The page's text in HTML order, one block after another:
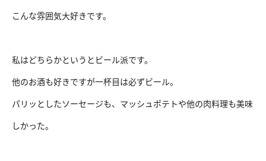
こんな雰囲気大好きです。
私はどちらかというとビール派です。
他のお酒も好きですが一杯目は必ずビール。
パリッとしたソーセージも、マッシュポテトや他の肉料理も美味
しかった。